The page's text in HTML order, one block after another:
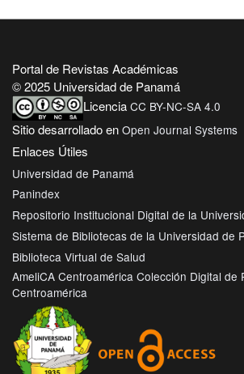
Portal de Revistas Académicas
© 2025 Universidad de Panamá
Licencia CC BY-NC-SA 4.0
Sitio desarrollado en Open Journal Systems
Enlaces Útiles
Universidad de Panamá
Panindex
Repositorio Institucional Digital de la
Sistema de Bibliotecas de la Universidad de
Biblioteca Virtual de Salud
AmeliCA Centroamérica Colección Digital de
Centroamérica